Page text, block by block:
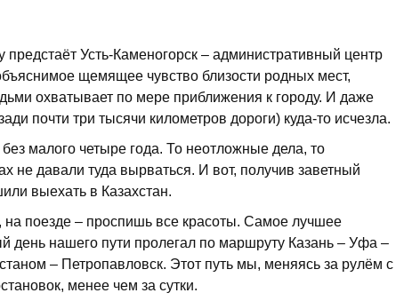
Усть-Каменогорск – административный центр
щемящее чувство близости родных мест,
охватывает по мере приближения к городу. И даже
почти три тысячи километров дороги) куда-то исчезла.
малого четыре года. То неотложные дела, то
не давали туда вырваться. И вот, получив заветный
выехать в Казахстан.
на поезде – проспишь все красоты. Самое лучшее
день нашего пути пролегал по маршруту Казань – Уфа –
– Петропавловск. Этот путь мы, меняясь за рулём с
менее чем за сутки.